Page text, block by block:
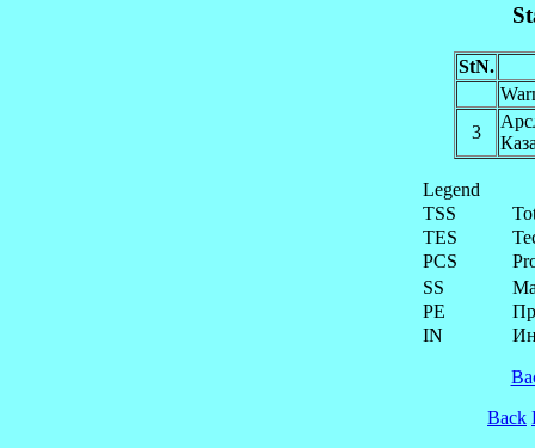
StN.
3
Legend
TSS
TES
PCS
SS
PE
IN
Back